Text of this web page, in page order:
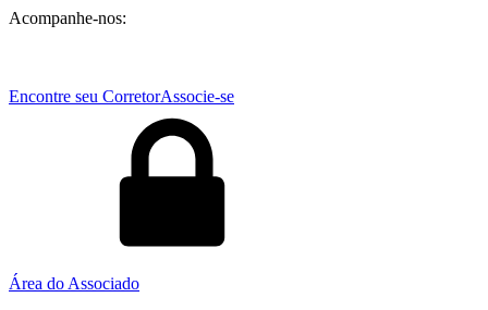
Acompanhe-nos:
Encontre seu CorretorAssocie-se
Área do Associado